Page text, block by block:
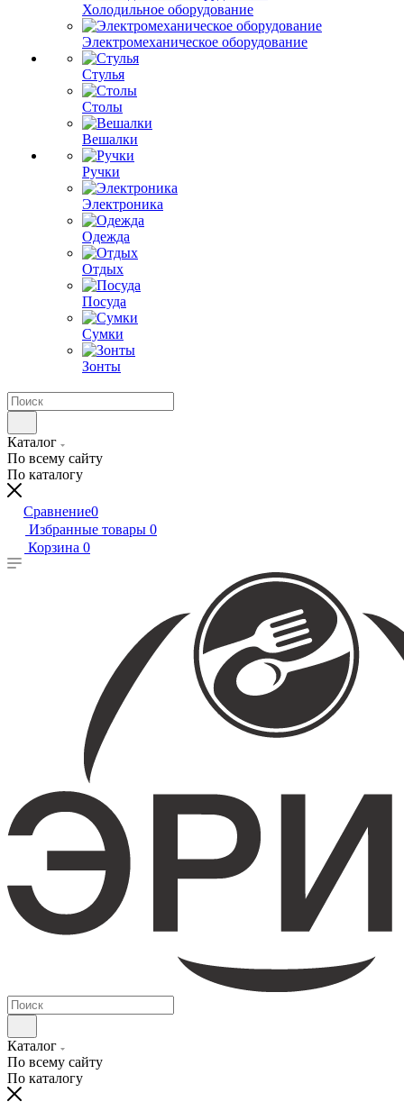
Холодильное оборудование
Электромеханическое оборудование
Стулья
Столы
Вешалки
Ручки
Электроника
Одежда
Отдых
Посуда
Сумки
Зонты
Каталог
По всему сайту
По каталогу
Сравнение0
Избранные товары 0
Корзина 0
Каталог
По всему сайту
По каталогу